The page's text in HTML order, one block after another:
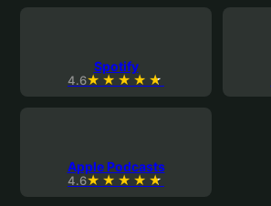
Spotify
4.6
Apple Podcasts
4.6